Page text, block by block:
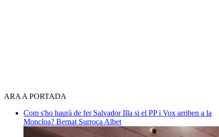
ARA A PORTADA
Com s'ho haurà de fer Salvador Illa si el PP i Vox arriben a la
Moncloa? Bernat Surroca Albet